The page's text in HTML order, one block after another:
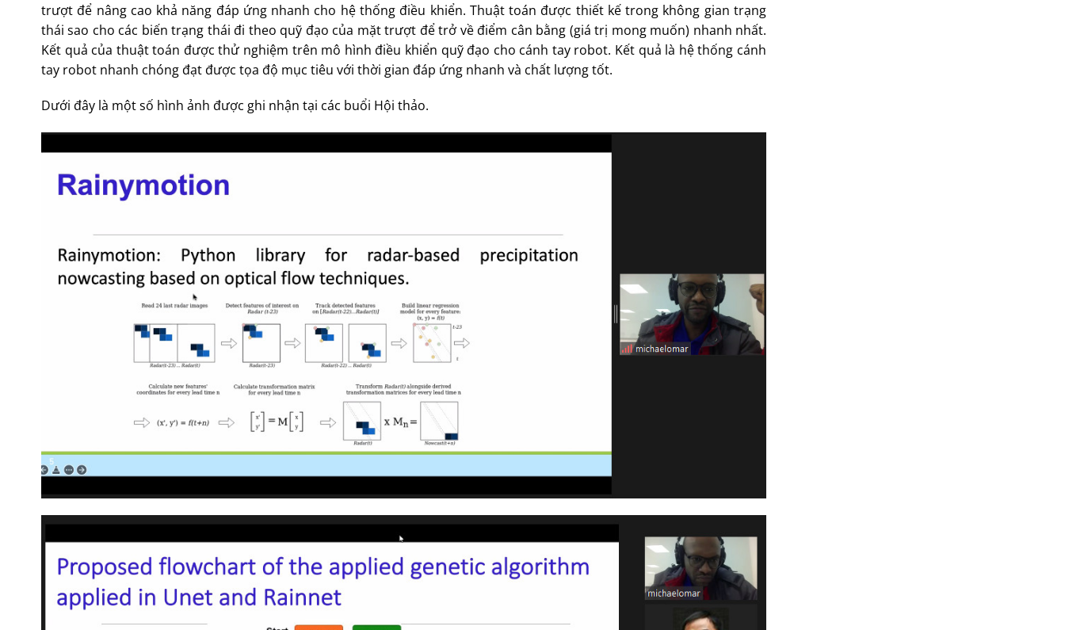
trượt để nâng cao khả năng đáp ứng nhanh cho hệ thống điều khiển. Thuật toán được thiết kế trong không gian trạng
thái sao cho các biến trạng thái đi theo quỹ đạo của mặt trượt để trở về điểm cân bằng (giá trị mong muốn) nhanh nhất.
Kết quả của thuật toán được thử nghiệm trên mô hình điều khiển quỹ đạo cho cánh tay robot. Kết quả là hệ thống cánh
tay robot nhanh chóng đạt được tọa độ mục tiêu với thời gian đáp ứng nhanh và chất lượng tốt.
Dưới đây là một số hình ảnh được ghi nhận tại các buổi Hội thảo.